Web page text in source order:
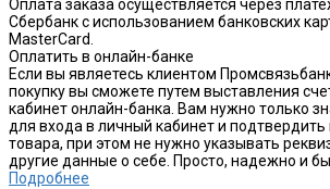
Оплата заказа осуществляется через
Сбербанк с использованием банковских
MasterCard.
Оплатить в онлайн-банке
Если вы являетесь клиентом
покупку вы сможете путем выставления
кабинет онлайн-банка. Вам нужно только
для входа в личный кабинет и подтвердить
товара, при этом не нужно указывать
другие данные о себе. Просто, надежно и
Подробнее